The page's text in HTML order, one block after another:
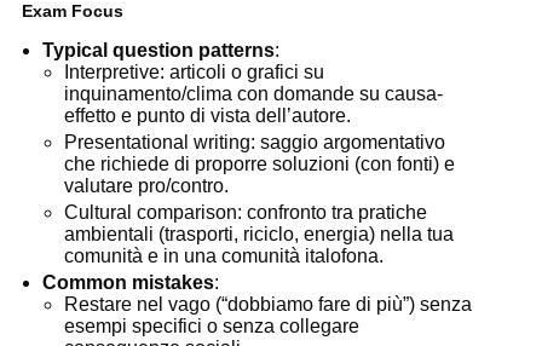
Exam Focus
Typical question patterns:
Interpretive: articoli o grafici su
inquinamento/clima con domande su causa-
effetto e punto di vista dell’autore.
Presentational writing: saggio argomentativo
che richiede di proporre soluzioni (con fonti) e
valutare pro/contro.
Cultural comparison: confronto tra pratiche
ambientali (trasporti, riciclo, energia) nella tua
comunità e in una comunità italofona.
Common mistakes:
Restare nel vago (“dobbiamo fare di più”) senza
esempi specifici o senza collegare